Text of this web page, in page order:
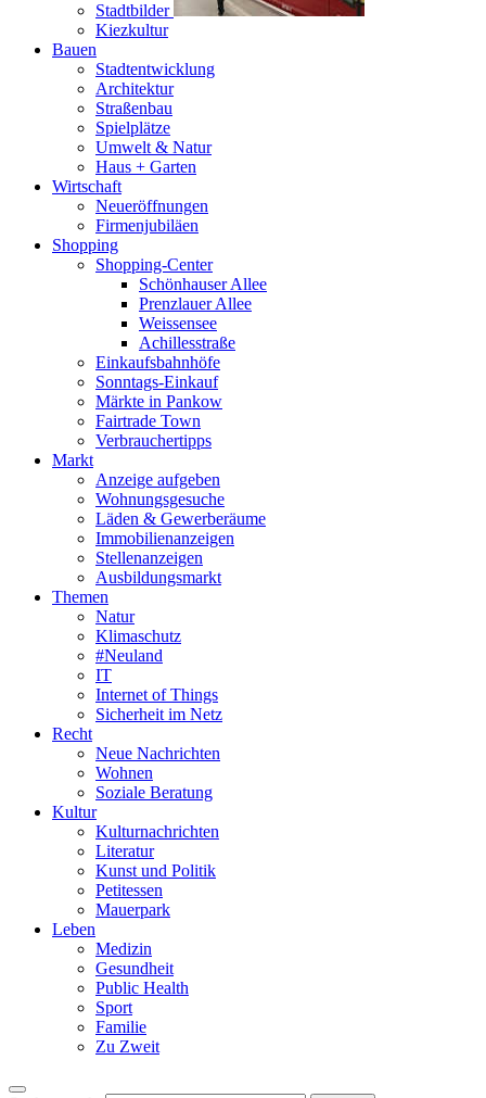
Stadtbilder
Kiezkultur
Bauen
Stadtentwicklung
Architektur
Straßenbau
Spielplätze
Umwelt & Natur
Haus + Garten
Wirtschaft
Neueröffnungen
Firmenjubiläen
Shopping
Shopping-Center
Schönhauser Allee
Prenzlauer Allee
Weissensee
Achillesstraße
Einkaufsbahnhöfe
Sonntags-Einkauf
Märkte in Pankow
Fairtrade Town
Verbrauchertipps
Markt
Anzeige aufgeben
Wohnungsgesuche
Läden & Gewerberäume
Immobilienanzeigen
Stellenanzeigen
Ausbildungsmarkt
Themen
Natur
Klimaschutz
#Neuland
IT
Internet of Things
Sicherheit im Netz
Recht
Neue Nachrichten
Wohnen
Soziale Beratung
Kultur
Kulturnachrichten
Literatur
Kunst und Politik
Petitessen
Mauerpark
Leben
Medizin
Gesundheit
Public Health
Sport
Familie
Zu Zweit